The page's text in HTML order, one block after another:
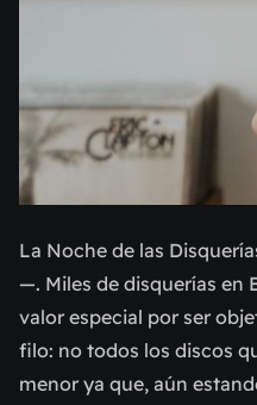
La Noche de las
—. Miles de disquerías en
valor especial por ser
filo: no todos los discos
menor ya que, aún